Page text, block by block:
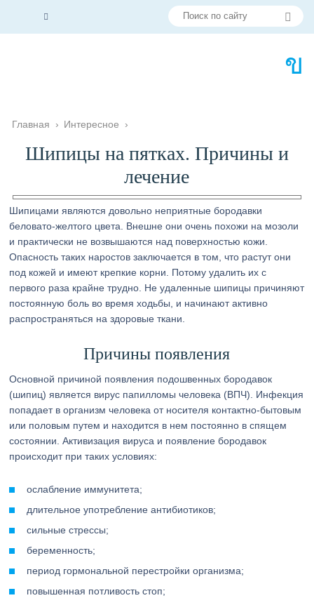
Главная › Интересное ›
Шипицы на пятках. Причины и
лечение
Шипицами являются довольно неприятные бородавки
беловато-желтого цвета. Внешне они очень похожи на мозоли
и практически не возвышаются над поверхностью кожи.
Опасность таких наростов заключается в том, что растут они
под кожей и имеют крепкие корни. Потому удалить их с
первого раза крайне трудно. Не удаленные шипицы причиняют
постоянную боль во время ходьбы, и начинают активно
распространяться на здоровые ткани.
Причины появления
Основной причиной появления подошвенных бородавок
(шипиц) является вирус папилломы человека (ВПЧ). Инфекция
попадает в организм человека от носителя контактно-бытовым
или половым путем и находится в нем постоянно в спящем
состоянии. Активизация вируса и появление бородавок
происходит при таких условиях:
ослабление иммунитета;
длительное употребление антибиотиков;
сильные стрессы;
беременность;
период гормональной перестройки организма;
повышенная потливость стоп;